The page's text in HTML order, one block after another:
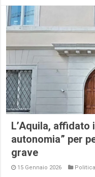
L’Aquila, affidato
autonomia” per
grave
15 Gennaio 2026 Politica